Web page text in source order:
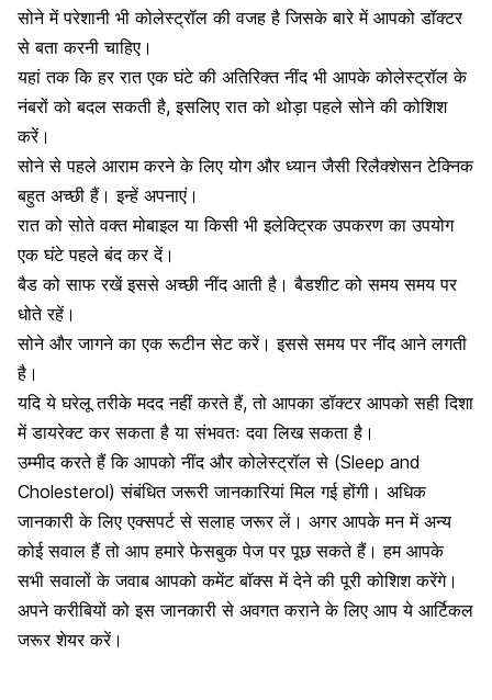
सोने में परेशानी भी कोलेस्ट्रॉल की वजह है जिसके बारे में आपको डॉक्टर
से बता करनी चाहिए।
यहां तक कि हर रात एक घंटे की अतिरिक्त नींद भी आपके कोलेस्ट्रॉल के
नंबरों को बदल सकती है, इसलिए रात को थोड़ा पहले सोने की कोशिश
करें।
सोने से पहले आराम करने के लिए योग और ध्यान जैसी रिलैक्शेसन टेक्निक
बहुत अच्छी हैं। इन्हें अपनाएं।
रात को सोते वक्त मोबाइल या किसी भी इलेक्ट्रिक उपकरण का उपयोग
एक घंटे पहले बंद कर दें।
बैड को साफ रखें इससे अच्छी नींद आती है। बैडशीट को समय समय पर
धोते रहें।
सोने और जागने का एक रूटीन सेट करें। इससे समय पर नींद आने लगती
है।
यदि ये घरेलू तरीके मदद नहीं करते हैं, तो आपका डॉक्टर आपको सही दिशा
में डायरेक्ट कर सकता है या संभवतः दवा लिख ​​सकता है।
उम्मीद करते हैं कि आपको नींद और कोलेस्ट्रॉल से (Sleep and
Cholesterol) संबंधित जरूरी जानकारियां मिल गई होंगी। अधिक
जानकारी के लिए एक्सपर्ट से सलाह जरूर लें। अगर आपके मन में अन्य
कोई सवाल हैं तो आप हमारे फेसबुक पेज पर पूछ सकते हैं। हम आपके
सभी सवालों के जवाब आपको कमेंट बॉक्स में देने की पूरी कोशिश करेंगे।
अपने करीबियों को इस जानकारी से अवगत कराने के लिए आप ये आर्टिकल
जरूर शेयर करें।